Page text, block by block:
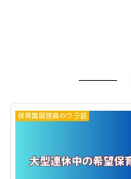
保育園調理員のウラ話